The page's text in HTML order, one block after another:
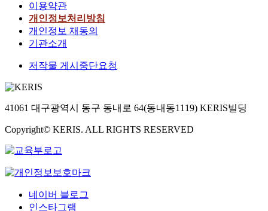
이용약관
개인정보처리방침
개인정보 재동의
기관소개
저작물 게시중단요청
41061 대구광역시 동구 동내로 64(동내동1119) KERIS빌딩
Copyright© KERIS. ALL RIGHTS RESERVED
네이버 블로그
인스타그램